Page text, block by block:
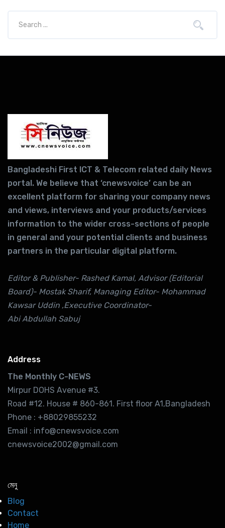
Bangladeshi First ICT & Telecom related daily News
portal. We believe that ‘cnewsvoice’ can be an
excellent platform for sharing your company news
and views, interviews and your products/services
information to the wider cross-sections of people
in general and your potential clients and business
partners in the particular digital platform.
Editor & Publisher- Rashed Kamal, Advisor (Editorial
Board)- Mostak Sharif, Managing Editor- Mohammad
Kawsar Uddin ,Executive Coordinator-
Abi Abdullah Sabuj
Address
The Monthly C-NEWS
Mirpur DOHS Avenue #3.
Road #12. House # 860-861. First floor A1,Bangladesh
Phone : +88029855232
Email : info@cnewsvoice.com
cnewsvoice2002@gmail.com
মেনু
Blog
Contact
Home